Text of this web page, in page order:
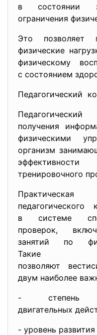
в состоянии
ограничения
Это позволяет
физические
физическому
с состоянием
Педагогический
получения
физическими
организм
тренировочного
педагогического
в системе
проверок,
занятий по
Такие
позволяют
двум наиболее
- степень
двигательных
- уровень